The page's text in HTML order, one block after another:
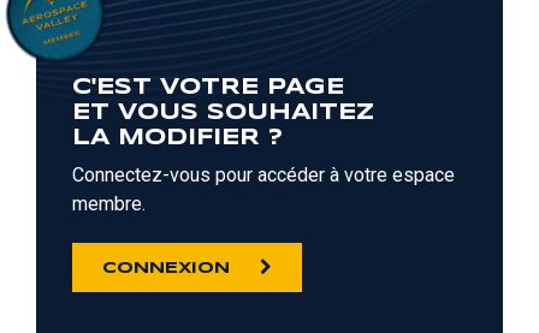
C'EST VOTRE PAGE
ET VOUS SOUHAITEZ
LA MODIFIER ?
Connectez-vous pour accéder à votre espace
membre.
CONNEXION